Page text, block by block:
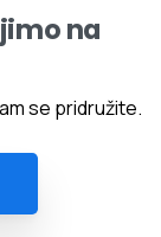
na
se pridružite.